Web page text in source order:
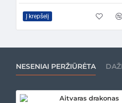
Į krepšelį
NESENIAI PERŽIŪRĖTA
Aitvaras drakonas